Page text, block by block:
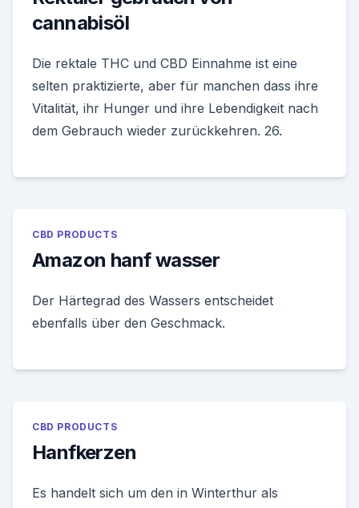
cannabisöl
Die rektale THC und CBD Einnahme ist eine
selten praktizierte, aber für manchen dass ihre
Vitalität, ihr Hunger und ihre Lebendigkeit nach
dem Gebrauch wieder zurückkehren. 26.
CBD PRODUCTS
Amazon hanf wasser
Der Härtegrad des Wassers entscheidet
ebenfalls über den Geschmack.
CBD PRODUCTS
Hanfkerzen
Es handelt sich um den in Winterthur als